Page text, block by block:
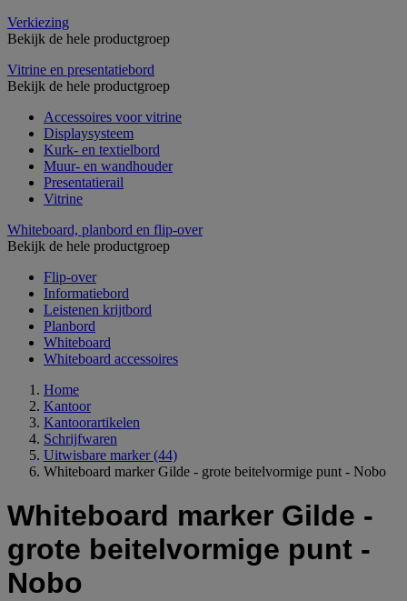
Verkiezing
Bekijk de hele productgroep
Vitrine en presentatiebord
Bekijk de hele productgroep
Accessoires voor vitrine
Displaysysteem
Kurk- en textielbord
Muur- en wandhouder
Presentatierail
Vitrine
Whiteboard, planbord en flip-over
Bekijk de hele productgroep
Flip-over
Informatiebord
Leistenen krijtbord
Planbord
Whiteboard
Whiteboard accessoires
Home
Kantoor
Kantoorartikelen
Schrijfwaren
Uitwisbare marker (44)
Whiteboard marker Gilde - grote beitelvormige punt - Nobo
Whiteboard marker Gilde -
grote beitelvormige punt -
Nobo